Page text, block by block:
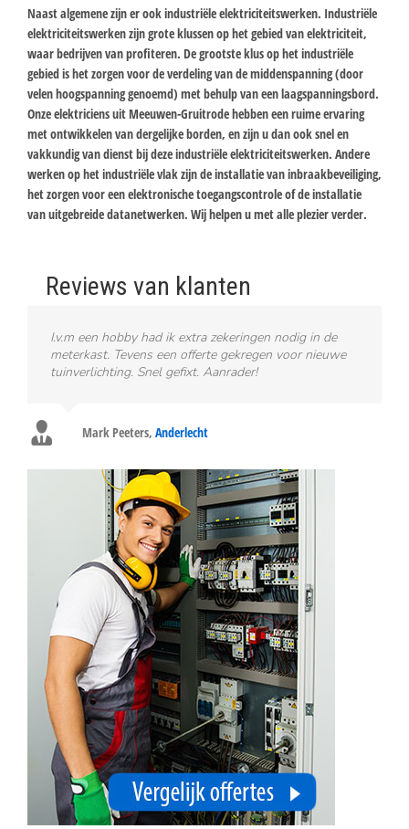
Naast algemene zijn er ook industriële elektriciteitswerken. Industriële
elektriciteitswerken zijn grote klussen op het gebied van elektriciteit,
waar bedrijven van profiteren. De grootste klus op het industriële
gebied is het zorgen voor de verdeling van de middenspanning (door
velen hoogspanning genoemd) met behulp van een laagspanningsbord.
Onze elektriciens uit Meeuwen-Gruitrode hebben een ruime ervaring
met ontwikkelen van dergelijke borden, en zijn u dan ook snel en
vakkundig van dienst bij deze industriële elektriciteitswerken. Andere
werken op het industriële vlak zijn de installatie van inbraakbeveiliging,
het zorgen voor een elektronische toegangscontrole of de installatie
van uitgebreide datanetwerken. Wij helpen u met alle plezier verder.
Reviews van klanten
I.v.m een hobby had ik extra zekeringen nodig in de
meterkast. Tevens een offerte gekregen voor nieuwe
tuinverlichting. Snel gefixt. Aanrader!
Mark Peeters, Anderlecht